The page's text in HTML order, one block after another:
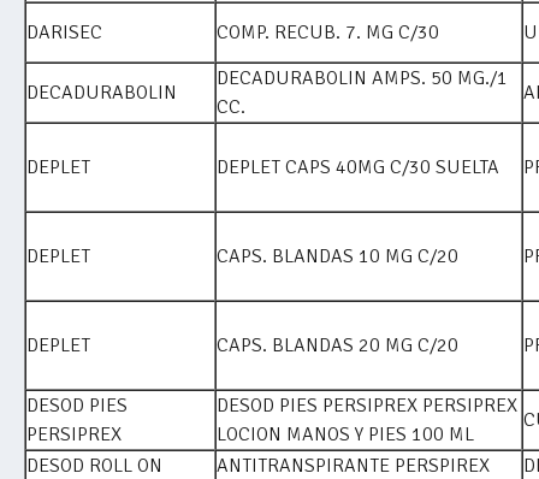
DARISEC COMP. RECUB. 7. MG C/30
DECADURABOLIN
DECADURABOLIN AMPS. 50 MG./1
CC.
DEPLET DEPLET CAPS 40MG C/30 SUELTA
DEPLET CAPS. BLANDAS 10 MG C/20
DEPLET CAPS. BLANDAS 20 MG C/20
DESOD PIES
PERSIPREX
DESOD PIES PERSIPREX PERSIPREX
LOCION MANOS Y PIES 100 ML
DESOD ROLL ON
ANTITRANSPIRANTE PERSPIREX